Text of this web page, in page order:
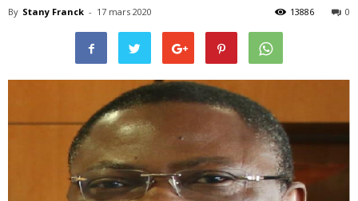
By Stany Franck - 17 mars 2020 0
13886